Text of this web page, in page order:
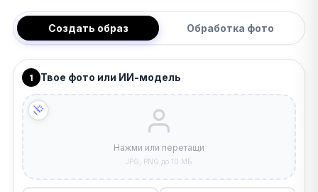
Создать образ Обработка фото
1 Твое фото или ИИ-модель
Нажми или перетащи
JPG, PNG до 10 МБ